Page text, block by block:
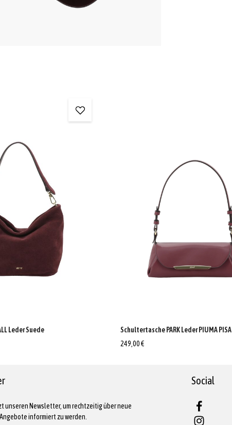
Leder Suede
Schultertasche PARK Leder PIUMA PISA
249,00 €
unseren Newsletter, um rechtzeitig über neue
informiert zu werden.
Social